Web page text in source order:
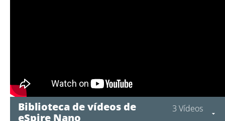
Biblioteca de vídeos de
eSpire Nano
3 Vídeos